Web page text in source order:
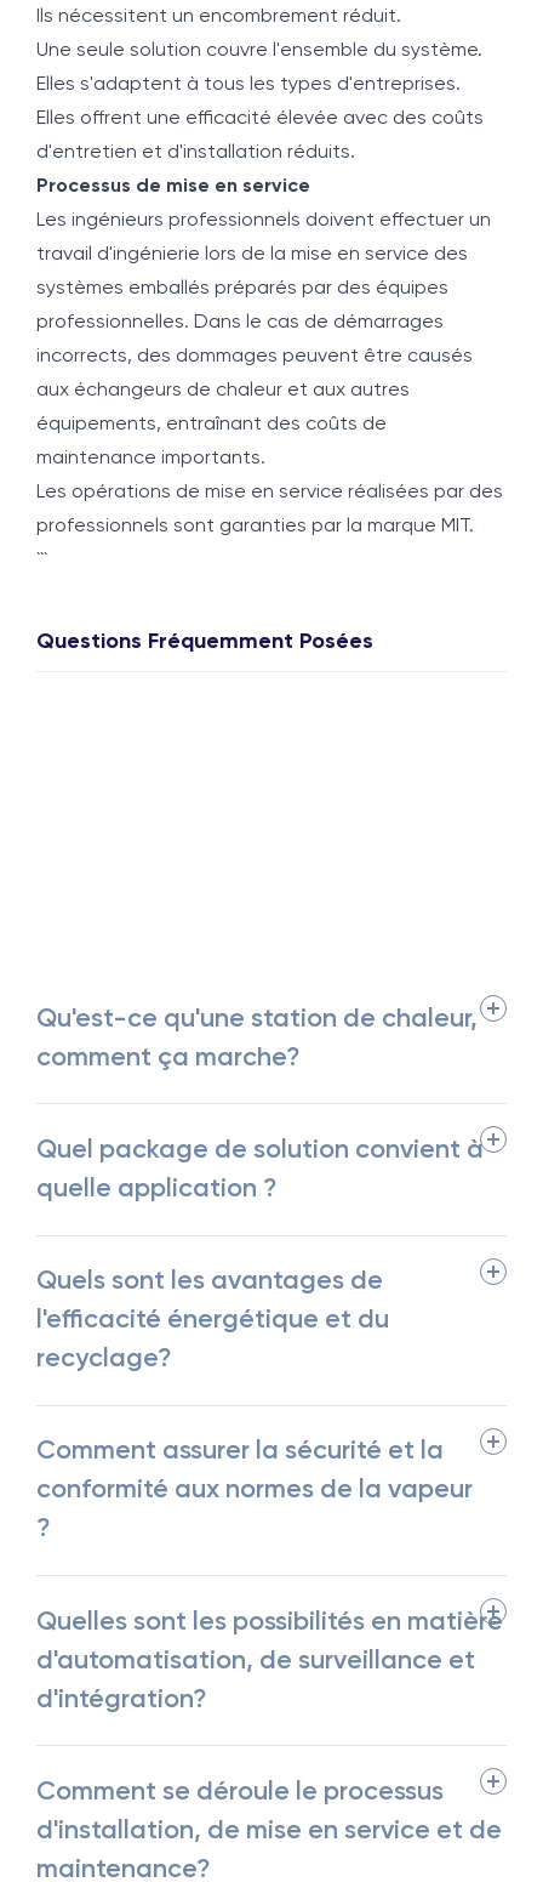
Ils nécessitent un encombrement réduit.
Une seule solution couvre l'ensemble du système.
Elles s'adaptent à tous les types d'entreprises.
Elles offrent une efficacité élevée avec des coûts
d'entretien et d'installation réduits.
Processus de mise en service
Les ingénieurs professionnels doivent effectuer un
travail d'ingénierie lors de la mise en service des
systèmes emballés préparés par des équipes
professionnelles. Dans le cas de démarrages
incorrects, des dommages peuvent être causés
aux échangeurs de chaleur et aux autres
équipements, entraînant des coûts de
maintenance importants.
Les opérations de mise en service réalisées par des
professionnels sont garanties par la marque MIT.
```
Questions Fréquemment Posées
Qu'est-ce qu'une station de chaleur,
comment ça marche?
Quel package de solution convient à
quelle application ?
Quels sont les avantages de
l'efficacité énergétique et du
recyclage?
Comment assurer la sécurité et la
conformité aux normes de la vapeur
?
Quelles sont les possibilités en matière
d'automatisation, de surveillance et
d'intégration?
Comment se déroule le processus
d'installation, de mise en service et de
maintenance?